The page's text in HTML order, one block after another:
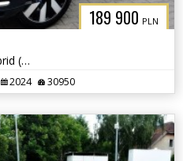
189 900 PLN
Kamera 360 7osób Plug-in Hybrid (Recharge) Elektryczna Klapa
2024 30950